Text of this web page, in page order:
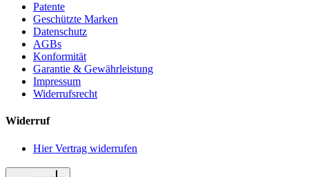
Patente
Geschützte Marken
Datenschutz
AGBs
Konformität
Garantie & Gewährleistung
Impressum
Widerrufsrecht
Widerruf
Hier Vertrag widerrufen